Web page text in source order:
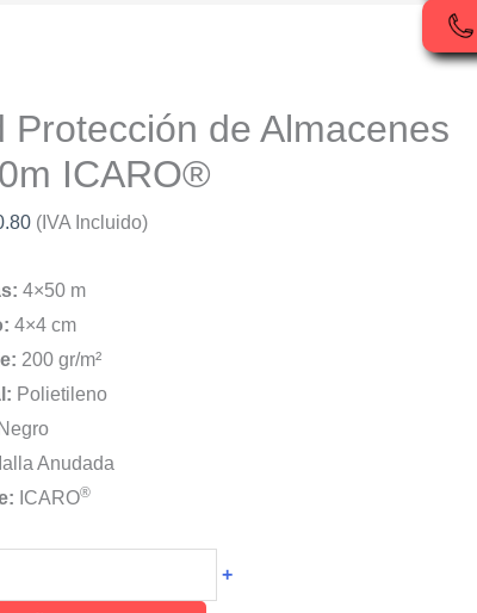
Protección de Almacenes
ICARO®
(IVA Incluido)
4×50 m
4×4 cm
200 gr/m²
Polietileno
Negro
Anudada
ICARO®
+